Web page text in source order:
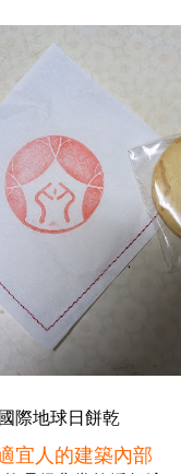
際地球日餅乾
宜人的建築內部